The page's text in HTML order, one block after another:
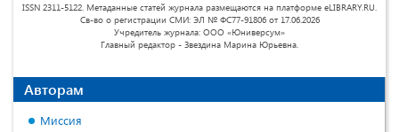
ISSN 2311-5122. Метаданные статей журнала размещаются на платформе eLIBRARY.RU.
Св-во о регистрации СМИ: ЭЛ № ФС77-91806 от 17.06.2026
Учредитель журнала: ООО «Юниверсум»
Главный редактор - Звездина Марина Юрьевна.
Авторам
Миссия